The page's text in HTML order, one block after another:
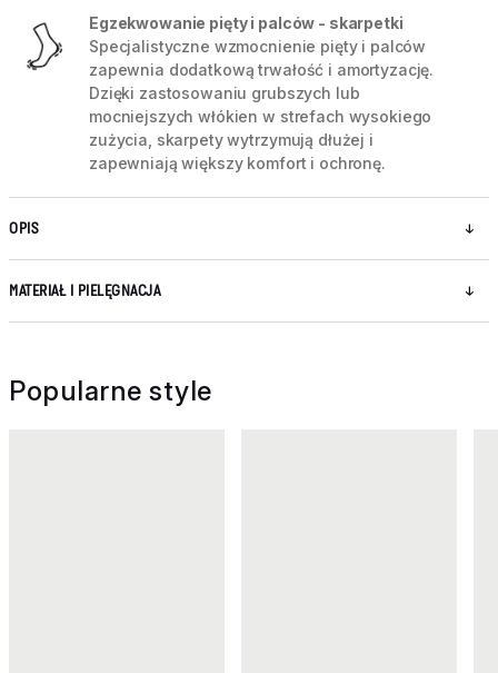
Egzekwowanie pięty i palców - skarpetki
Specjalistyczne wzmocnienie pięty i palców
zapewnia dodatkową trwałość i amortyzację.
Dzięki zastosowaniu grubszych lub
mocniejszych włókien w strefach wysokiego
zużycia, skarpety wytrzymują dłużej i
zapewniają większy komfort i ochronę.
OPIS
MATERIAŁ I PIELĘGNACJA
Popularne style